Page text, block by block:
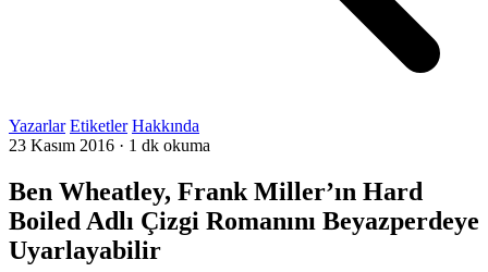
Yazarlar Etiketler Hakkında
23 Kasım 2016 · 1 dk okuma
Ben Wheatley, Frank Miller’ın Hard
Boiled Adlı Çizgi Romanını Beyazperdeye
Uyarlayabilir